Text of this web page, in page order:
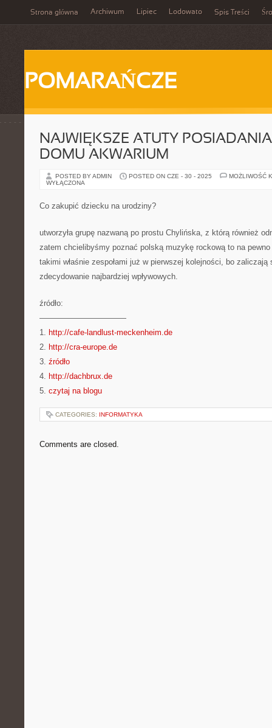
Strona główna Archiwum Lipiec Lodowato Spis Treści
POMARAŃCZE
NAJWIĘKSZE ATUTY
DOMU AKWARIUM
POSTED BY ADMIN POSTED ON CZE - 30 - 2025
MOŻLIWOŚĆ
WYŁĄCZONA
Co zakupić dziecku na urodziny?
utworzyła grupę nazwaną po prostu Chylińska, z którą również
zatem chcielibyśmy poznać polską muzykę rockową to na
takimi właśnie zespołami już w pierwszej kolejności, bo zaliczają
zdecydowanie najbardziej wpływowych.
źródło:
———————————
1. http://cafe-landlust-meckenheim.de
2. http://cra-europe.de
3. źródło
4. http://dachbrux.de
5. czytaj na blogu
CATEGORIES: INFORMATYKA
Comments are closed.